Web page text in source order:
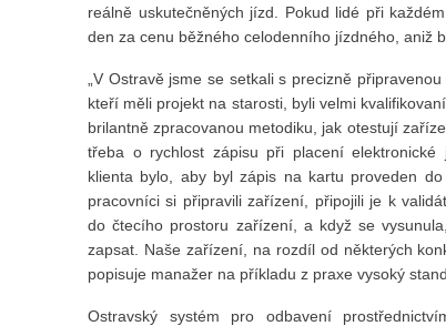
reálně uskutečněných jízd. Pokud lidé při
den za cenu běžného celodenního jízdného, aniž
„V Ostravě jsme se setkali s precizně
kteří měli projekt na starosti, byli velmi
brilantně zpracovanou metodiku, jak otestují
třeba o rychlost zápisu při placení elektronické
klienta bylo, aby byl zápis na kartu proveden
pracovníci si připravili zařízení, připojili je k
do čtecího prostoru zařízení, a když se
zapsat. Naše zařízení, na rozdíl od některých
popisuje manažer na příkladu z praxe vysoký
Ostravský systém pro odbavení